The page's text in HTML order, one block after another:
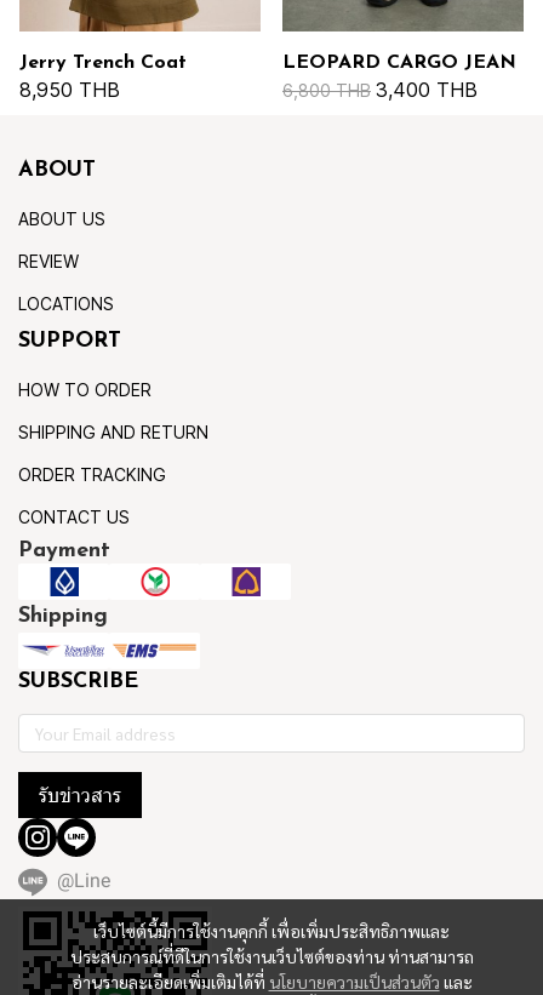
Jerry Trench Coat
8,950 THB
LEOPARD CARGO JEAN
6,800 THB 3,400 THB
เว็บไซต์นี้มีการใช้งานคุกกี้ เพื่อเพิ่มประสิทธิภาพและ
ประสบการณ์ที่ดีในการใช้งานเว็บไซต์ของท่าน ท่านสามารถ
อ่านรายละเอียดเพิ่มเติมได้ที่ นโยบายความเป็นส่วนตัว และ
ABOUT
ABOUT US
REVIEW
LOCATIONS
SUPPORT
HOW TO ORDER
SHIPPING AND RETURN
ORDER TRACKING
CONTACT US
Payment
Shipping
SUBSCRIBE
รับข่าวสาร
@Line